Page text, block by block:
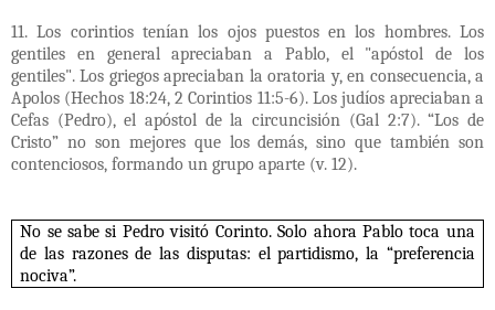
11. Los corintios tenían los ojos puestos en los hombres. Los
gentiles en general apreciaban a Pablo, el "apóstol de los
gentiles". Los griegos apreciaban la oratoria y, en consecuencia, a
Apolos (Hechos 18:24, 2 Corintios 11:5-6). Los judíos apreciaban a
Cefas (Pedro), el apóstol de la circuncisión (Gal 2:7). “Los de
Cristo” no son mejores que los demás, sino que también son
contenciosos, formando un grupo aparte (v. 12).
No se sabe si Pedro visitó Corinto. Solo ahora Pablo toca una
de las razones de las disputas: el partidismo, la “preferencia
nociva”.